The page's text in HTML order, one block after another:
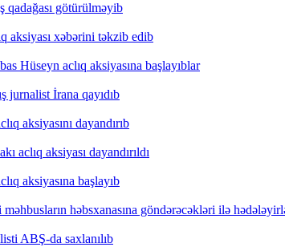
qadağası götürülməyib
aksiyası xəbərini təkzib edib
Hüseyn aclıq aksiyasına başlayıblar
jurnalist İrana qayıdıb
aksiyasını dayandırıb
aclıq aksiyası dayandırıldı
aksiyasına başlayıb
həbsxanasına göndərəcəkləri ilə
ABŞ-da saxlanılıb